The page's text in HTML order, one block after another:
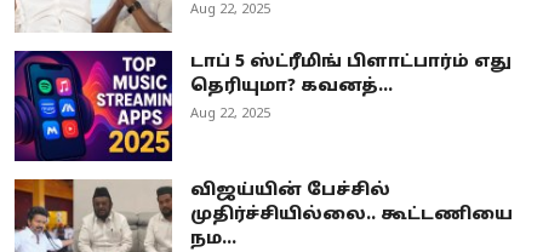
Aug 22, 2025
டாப் 5 ஸ்ட்ரீமிங் பிளாட்பார்ம் எது
தெரியுமா? கவனத்...
Aug 22, 2025
விஜய்யின் பேச்சில்
முதிர்ச்சியில்லை.. கூட்டணியை
நம...